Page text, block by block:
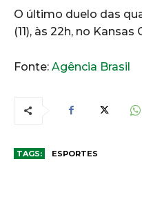
O último duelo das
(11), às 22h, no
Fonte: Agência Brasil
TAGS: ESPORTES